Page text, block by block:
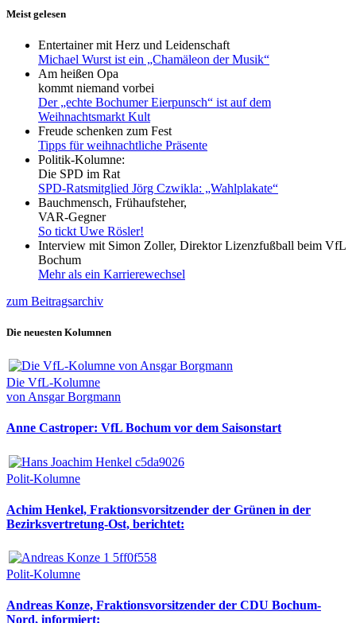
Meist gelesen
Entertainer mit Herz und Leidenschaft
Michael Wurst ist ein „Chamäleon der Musik“
Am heißen Opa
kommt niemand vorbei
Der „echte Bochumer Eierpunsch“ ist auf dem
Weihnachtsmarkt Kult
Freude schenken zum Fest
Tipps für weihnachtliche Präsente
Politik-Kolumne:
Die SPD im Rat
SPD-Ratsmitglied Jörg Czwikla: „Wahlplakate“
Bauchmensch, Frühaufsteher,
VAR-Gegner
So tickt Uwe Rösler!
Interview mit Simon Zoller, Direktor Lizenzfußball beim VfL
Bochum
Mehr als ein Karrierewechsel
zum Beitragsarchiv
Die neuesten Kolumnen
Die VfL-Kolumne
von Ansgar Borgmann
Anne Castroper: VfL Bochum vor dem Saisonstart
Polit-Kolumne
Achim Henkel, Fraktionsvorsitzender der Grünen in der
Bezirksvertretung-Ost, berichtet:
Polit-Kolumne
Andreas Konze, Fraktionsvorsitzender der CDU Bochum-
Nord, informiert: